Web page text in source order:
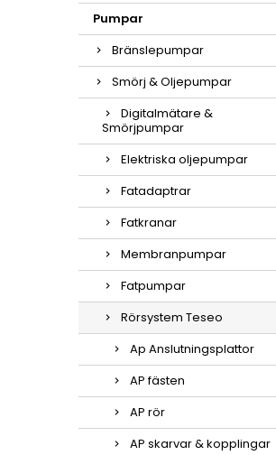
Pumpar
Bränslepumpar
Smörj & Oljepumpar
Digitalmätare &
Smörjpumpar
Elektriska oljepumpar
Fatadaptrar
Fatkranar
Membranpumpar
Fatpumpar
Rörsystem Teseo
Ap Anslutningsplattor
AP fästen
AP rör
AP skarvar & kopplingar